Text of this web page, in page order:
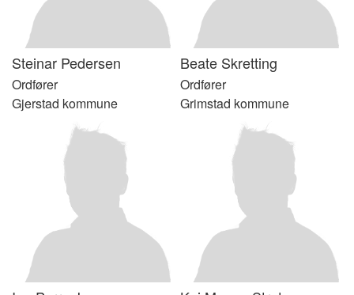
Steinar Pedersen
Ordfører
Gjerstad kommune
Beate Skretting
Ordfører
Grimstad kommune